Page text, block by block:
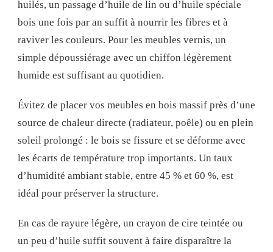
huilés, un passage d’huile de lin ou d’huile spéciale
bois une fois par an suffit à nourrir les fibres et à
raviver les couleurs. Pour les meubles vernis, un
simple dépoussiérage avec un chiffon légèrement
humide est suffisant au quotidien.
Évitez de placer vos meubles en bois massif près d’une
source de chaleur directe (radiateur, poêle) ou en plein
soleil prolongé : le bois se fissure et se déforme avec
les écarts de température trop importants. Un taux
d’humidité ambiant stable, entre 45 % et 60 %, est
idéal pour préserver la structure.
En cas de rayure légère, un crayon de cire teintée ou
un peu d’huile suffit souvent à faire disparaître la